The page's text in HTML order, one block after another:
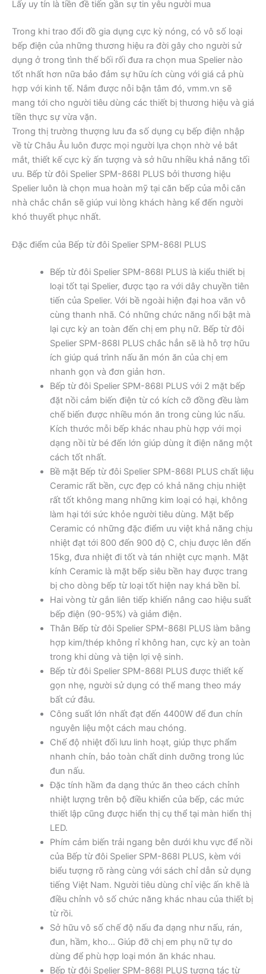
Lấy uy tín là tiền đề tiến gần sự tin yêu người mua
Trong khi trao đổi đồ gia dụng cực kỳ nóng, có vô số loại
bếp điện của những thương hiệu ra đời gây cho người sử
dụng ở trong tình thế bối rối đưa ra chọn mua Spelier nào
tốt nhất hơn nữa bảo đảm sự hữu ích cùng với giá cả phù
hợp với kinh tế. Nắm được nỗi bận tâm đó, vmm.vn sẽ
mang tới cho người tiêu dùng các thiết bị thương hiệu và giá
tiền thực sự vừa vặn.
Trong thị trường thượng lưu đa số dụng cụ bếp điện nhập
về từ Châu Âu luôn được mọi người lựa chọn nhờ vẻ bắt
mắt, thiết kế cực kỳ ấn tượng và sở hữu nhiều khả năng tối
ưu. Bếp từ đôi Spelier SPM-868I PLUS bởi thương hiệu
Spelier luôn là chọn mua hoàn mỹ tại căn bếp của mỗi căn
nhà chắc chắn sẽ giúp vui lòng khách hàng kể đến người
khó thuyết phục nhất.
Đặc điểm của Bếp từ đôi Spelier SPM-868I PLUS
Bếp từ đôi Spelier SPM-868I PLUS là kiểu thiết bị
loại tốt tại Spelier, được tạo ra với dây chuyền tiên
tiến của Spelier. Với bề ngoài hiện đại hoa văn vô
cùng thanh nhã. Có những chức năng nổi bật mà
lại cực kỳ an toàn đến chị em phụ nữ. Bếp từ đôi
Spelier SPM-868I PLUS chắc hẳn sẽ là hỗ trợ hữu
ích giúp quá trình nấu ăn món ăn của chị em
nhanh gọn và đơn giản hơn.
Bếp từ đôi Spelier SPM-868I PLUS với 2 mặt bếp
đặt nồi cảm biến điện từ có kích cỡ đồng đều làm
chế biến được nhiều món ăn trong cùng lúc nấu.
Kích thước mỗi bếp khác nhau phù hợp với mọi
dạng nồi từ bé đến lớn giúp dùng ít điện năng một
cách tốt nhất.
Bề mặt Bếp từ đôi Spelier SPM-868I PLUS chất liệu
Ceramic rất bền, cực đẹp có khả năng chịu nhiệt
rất tốt không mang những kim loại có hại, không
làm hại tới sức khỏe người tiêu dùng. Mặt bếp
Ceramic có những đặc điểm ưu việt khả năng chịu
nhiệt đạt tới 800 đến 900 độ C, chịu được lên đến
15kg, đưa nhiệt đi tốt và tán nhiệt cực mạnh. Mặt
kính Ceramic là mặt bếp siêu bền hay được trang
bị cho dòng bếp từ loại tốt hiện nay khá bền bỉ.
Hai vòng từ gắn liên tiếp khiến nâng cao hiệu suất
bếp điện (90-95%) và giảm điện.
Thân Bếp từ đôi Spelier SPM-868I PLUS làm bằng
hợp kim/thép không rỉ không han, cực kỳ an toàn
trong khi dùng và tiện lợi vệ sinh.
Bếp từ đôi Spelier SPM-868I PLUS được thiết kế
gọn nhẹ, người sử dụng có thể mang theo máy
bất cứ đâu.
Công suất lớn nhất đạt đến 4400W để đun chín
nguyên liệu một cách mau chóng.
Chế độ nhiệt đối lưu linh hoạt, giúp thực phẩm
nhanh chín, bảo toàn chất dinh dưỡng trong lúc
đun nấu.
Đặc tính hầm đa dạng thức ăn theo cách chỉnh
nhiệt lượng trên bộ điều khiển của bếp, các mức
thiết lập cũng được hiển thị cụ thể tại màn hiển thị
LED.
Phím cảm biến trải ngang bên dưới khu vực để nồi
của Bếp từ đôi Spelier SPM-868I PLUS, kèm với
biểu tượng rõ ràng cùng với sách chỉ dẫn sử dụng
tiếng Việt Nam. Người tiêu dùng chỉ việc ấn khẽ là
điều chỉnh vô số chức năng khác nhau của thiết bị
từ rồi.
Sở hữu vô số chế độ nấu đa dạng như nấu, rán,
đun, hầm, kho… Giúp đỡ chị em phụ nữ tự do
dùng để phù hợp loại món ăn khác nhau.
Bếp từ đôi Spelier SPM-868I PLUS tương tác từ